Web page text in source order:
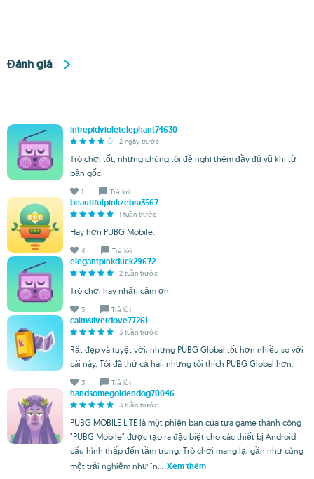
Đánh giá
intrepidvioletelephant74630
2 ngày trước
Trò chơi tốt, nhưng chúng tôi đề nghị thêm đầy đủ vũ khí từ
bản gốc.
1 Trả lời
beautifulpinkzebra3567
1 tuần trước
Hay hơn PUBG Mobile.
4 Trả lời
elegantpinkduck29672
2 tuần trước
Trò chơi hay nhất, cảm ơn.
5 Trả lời
calmsilverdove77261
3 tuần trước
Rất đẹp và tuyệt vời, nhưng PUBG Global tốt hơn nhiều so với
cái này. Tôi đã thử cả hai, nhưng tôi thích PUBG Global hơn.
3 Trả lời
handsomegoldendog70046
3 tuần trước
PUBG MOBILE LITE là một phiên bản của tựa game thành công
"PUBG Mobile" được tạo ra đặc biệt cho các thiết bị Android
cấu hình thấp đến tầm trung. Trò chơi mang lại gần như cùng
một trải nghiệm như "n...
Xem thêm